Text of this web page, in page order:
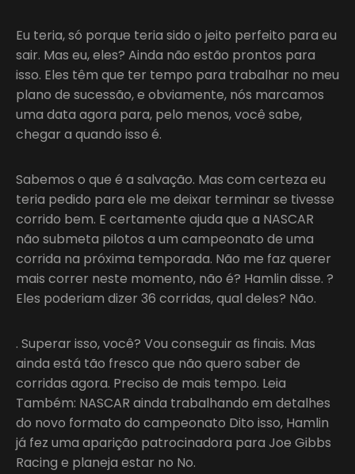
Eu teria, só porque teria sido o jeito perfeito para eu
sair. Mas eu, eles? Ainda não estão prontos para
isso. Eles têm que ter tempo para trabalhar no meu
plano de sucessão, e obviamente, nós marcamos
uma data agora para, pelo menos, você sabe,
chegar a quando isso é.
Sabemos o que é a salvação. Mas com certeza eu
teria pedido para ele me deixar terminar se tivesse
corrido bem. E certamente ajuda que a NASCAR
não submeta pilotos a um campeonato de uma
corrida na próxima temporada. Não me faz querer
mais correr neste momento, não é? Hamlin disse. ?
Eles poderiam dizer 36 corridas, qual deles? Não.
. Superar isso, você? Vou conseguir as finais. Mas
ainda está tão fresco que não quero saber de
corridas agora. Preciso de mais tempo. Leia
Também: NASCAR ainda trabalhando em detalhes
do novo formato do campeonato Dito isso, Hamlin
já fez uma aparição patrocinadora para Joe Gibbs
Racing e planeja estar no No.